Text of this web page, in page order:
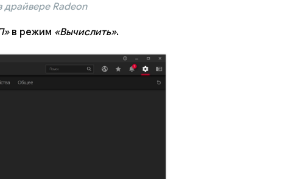
драйвере Radeon
в режим «Вычислить».